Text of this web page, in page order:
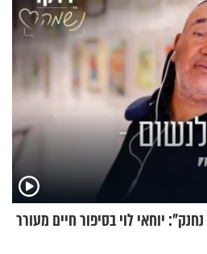
יוחאי לוי בסיפור חיים מעורר